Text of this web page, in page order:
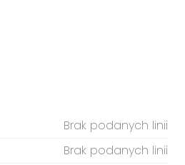
Brak podanych linii
Brak podanych linii